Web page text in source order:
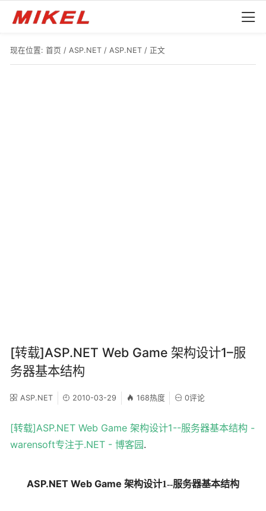
现在位置: 首页 / ASP.NET / ASP.NET / 正文
[转载]ASP.NET Web Game 架构设计1–服
务器基本结构
ASP.NET 2010-03-29 168热度 0评论
[转载]ASP.NET Web Game 架构设计1--服务器基本结构 -
warensoft专注于.NET - 博客园.
ASP.NET Web Game 架构设计1--服务器基本结构